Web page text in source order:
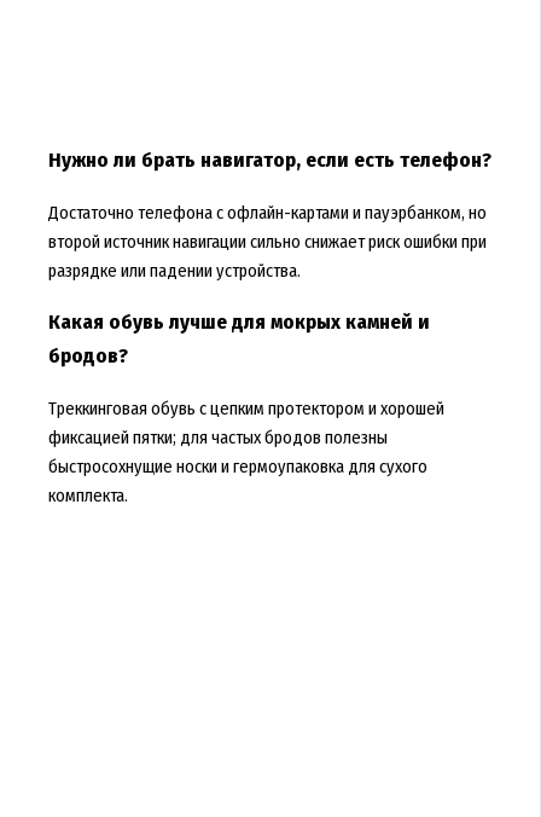
Нужно ли брать навигатор, если есть телефон?
Достаточно телефона с офлайн-картами и пауэрбанком, но
второй источник навигации сильно снижает риск ошибки при
разрядке или падении устройства.
Какая обувь лучше для мокрых камней и
бродов?
Треккинговая обувь с цепким протектором и хорошей
фиксацией пятки; для частых бродов полезны
быстросохнущие носки и гермоупаковка для сухого
комплекта.